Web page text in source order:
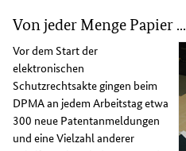
Von jeder Menge Papier ...
Vor dem Start der
elektronischen
Schutzrechtsakte gingen beim
DPMA an jedem Arbeitstag etwa
300 neue Patentanmeldungen
und eine Vielzahl anderer